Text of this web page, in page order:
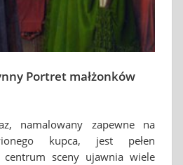
Portret małżonków
namalowany zapewne na
kupca, jest pełen
sceny ujawnia wiele